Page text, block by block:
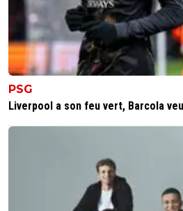
PSG
Liverpool a son feu vert, Barcola